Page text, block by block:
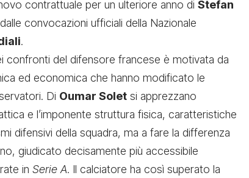
contrattuale per un ulteriore anno di Stefan
convocazioni ufficiali della Nazionale
.
confronti del difensore francese è motivata da
ed economica che hanno modificato le
Di Oumar Solet si apprezzano
e l’imponente struttura fisica, caratteristiche
difensivi della squadra, ma a fare la differenza
giudicato decisamente più accessibile
in Serie A. Il calciatore ha così superato la